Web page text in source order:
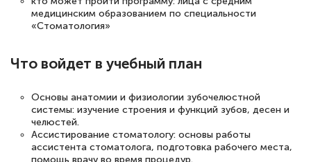
Спасибо большое Академии! Грамотное,
понятно! Проходила повышение
квалификации. Ещё раз - СПАСИБО!
Елена Петрикс
Знаток города 5 уровня
медицинским образованием по специальности
«Стоматология»
Что войдет в учебный план
Основы анатомии и физиологии зубочелюстной
системы: изучение строения и функций зубов, десен и
челюстей.
Ассистирование стоматологу: основы работы
ассистента стоматолога, подготовка рабочего места,
помощь врачу во время процедур.